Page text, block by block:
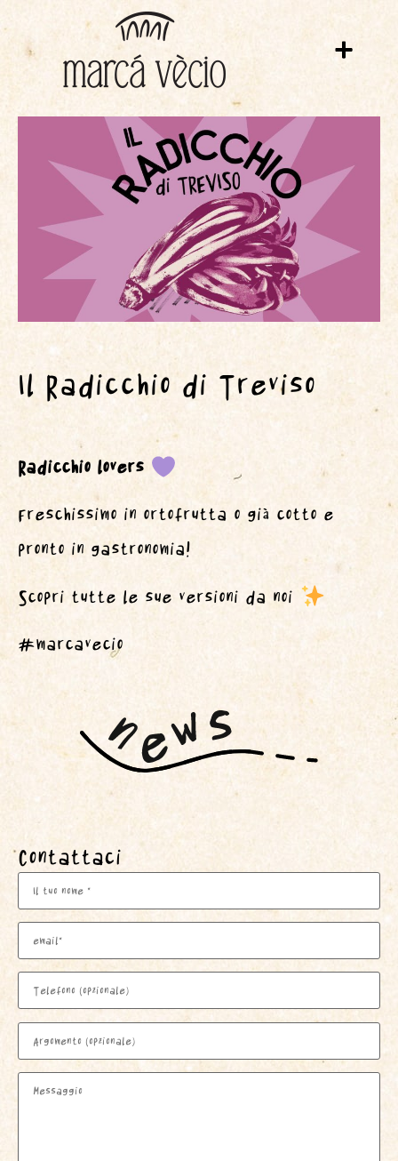
Il Radicchio di Treviso
Radicchio lovers
Freschissimo in ortofrutta o già cotto e
pronto in gastronomia!
Scopri tutte le sue versioni da noi
#marcavecio
Contattaci